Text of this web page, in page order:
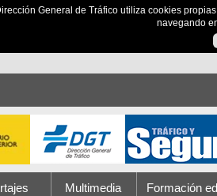
General de Tráfico utiliza cookies
navegando
Multimedia Formación